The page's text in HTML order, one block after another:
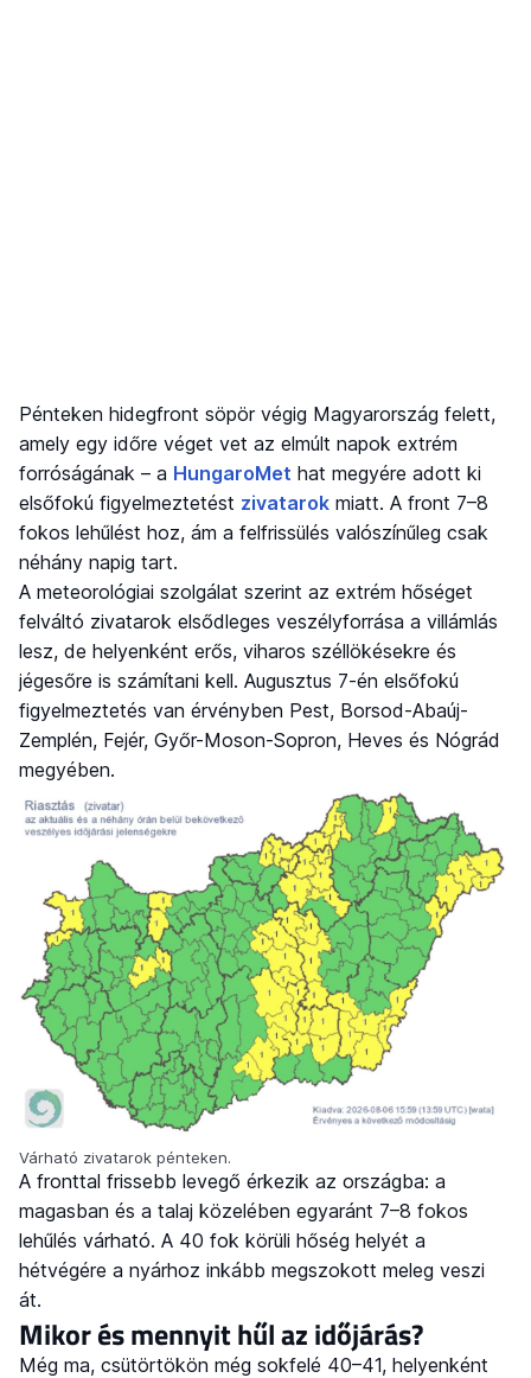
Pénteken hidegfront söpör végig Magyarország felett,
amely egy időre véget vet az elmúlt napok extrém
forróságának – a HungaroMet hat megyére adott ki
elsőfokú figyelmeztetést zivatarok miatt. A front 7–8
fokos lehűlést hoz, ám a felfrissülés valószínűleg csak
néhány napig tart.
A meteorológiai szolgálat szerint az extrém hőséget
felváltó zivatarok elsődleges veszélyforrása a villámlás
lesz, de helyenként erős, viharos széllökésekre és
jégesőre is számítani kell. Augusztus 7-én elsőfokú
figyelmeztetés van érvényben Pest, Borsod-Abaúj-
Zemplén, Fejér, Győr-Moson-Sopron, Heves és Nógrád
megyében.
Várható zivatarok pénteken.
A fronttal frissebb levegő érkezik az országba: a
magasban és a talaj közelében egyaránt 7–8 fokos
lehűlés várható. A 40 fok körüli hőség helyét a
hétvégére a nyárhoz inkább megszokott meleg veszi
át.
Mikor és mennyit hűl az időjárás?
Még ma, csütörtökön még sokfelé 40–41, helyenként